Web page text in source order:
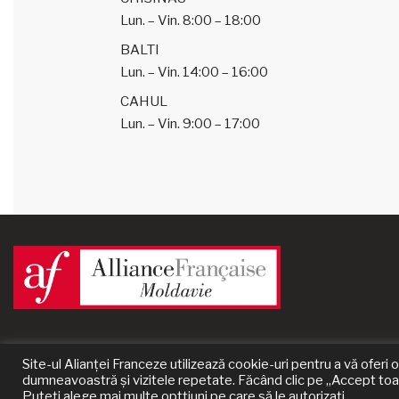
Lun. – Vin. 8:00 – 18:00
BALTI
Lun. – Vin. 14:00 – 16:00
CAHUL
Lun. – Vin. 9:00 – 17:00
© 2024 Alliance Française de Moldavie | un sitePrestaweb
Site-ul Alianței Franceze utilizează cookie-uri pentru a vă
dumneavoastră și vizitele repetate. Făcând clic pe „Accept